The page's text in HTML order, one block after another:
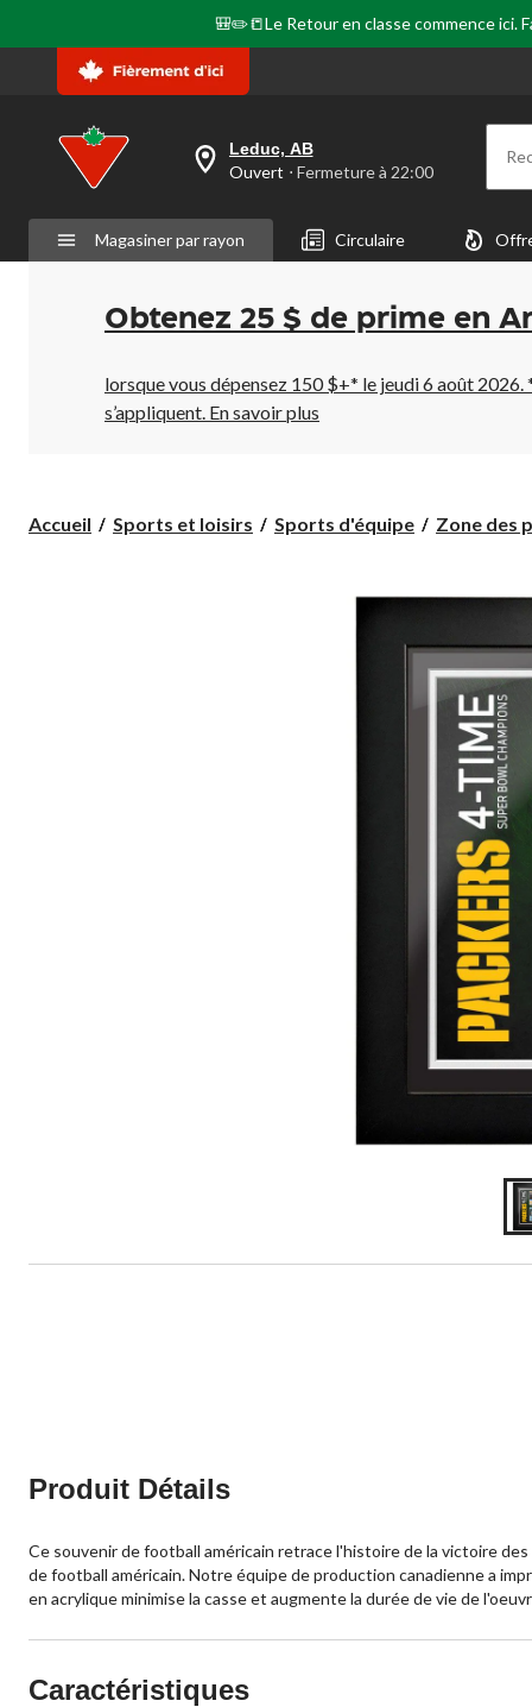
🎒✏️📒Le Retour en classe commence ici.
votre
est
Leduc,
AB,
Fermeture
à
22:00
cliquer
pour
Leduc, AB
Ouvert ⋅ Fermeture à 22:00
Magasiner par rayon Circulaire
Obtenez 25 $ de prime en
lorsque vous dépensez 150 $+* le jeudi 6 août
s’appliquent. En savoir plus
Accueil Sports et loisirs Sports d'équipe Zone des
Produit Détails
Ce souvenir de football américain retrace l'histoire de la victoire
de football américain. Notre équipe de production canadienne a
en acrylique minimise la casse et augmente la durée de vie de
Caractéristiques